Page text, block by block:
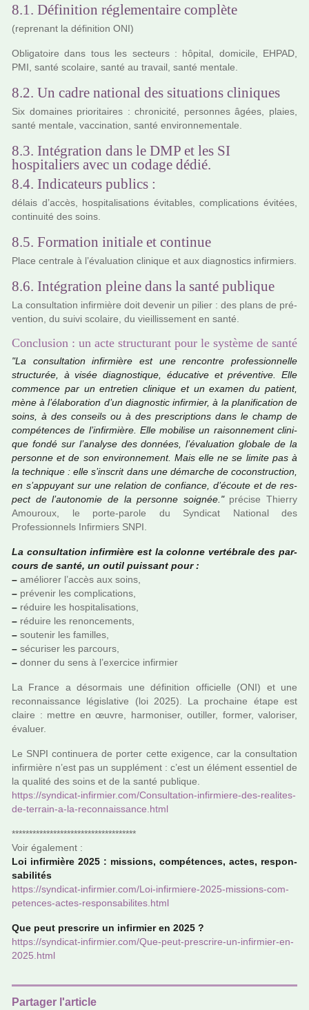
8.1. Définition réglementaire complète
(repre­nant la défi­ni­tion ONI)
Obligatoire dans tous les sec­teurs : hôpi­tal, domi­cile, EHPAD,
PMI, santé sco­laire, santé au tra­vail, santé men­tale.
8.2. Un cadre national des situations cliniques
Six domai­nes prio­ri­tai­res : chro­ni­cité, per­son­nes âgées, plaies,
santé men­tale, vac­ci­na­tion, santé envi­ron­ne­men­tale.
8.3. Intégration dans le DMP et les SI
hospitaliers avec un codage dédié.
8.4. Indicateurs publics :
délais d’accès, hos­pi­ta­li­sa­tions évitables, com­pli­ca­tions évitées,
conti­nuité des soins.
8.5. Formation initiale et continue
Place cen­trale à l’évaluation cli­ni­que et aux diag­nos­tics infir­miers.
8.6. Intégration pleine dans la santé publique
La consul­ta­tion infir­mière doit deve­nir un pilier : des plans de pré­
ven­tion, du suivi sco­laire, du vieillis­se­ment en santé.
Conclusion : un acte structurant pour le système de santé
"La consul­­ta­­tion infir­­mière est une ren­­contre pro­­fes­­sion­­nelle
struc­­tu­­rée, à visée diag­­nos­­ti­­que, éducative et pré­­ven­­tive. Elle
com­­mence par un entre­­tien cli­­ni­­que et un examen du patient,
mène à l’élaboration d’un diag­­nos­­tic infir­­mier, à la pla­­ni­­fi­­ca­­tion de
soins, à des conseils ou à des pres­­crip­­tions dans le champ de
com­­pé­­ten­­ces de l’infir­­mière. Elle mobi­­lise un rai­­son­­ne­­ment cli­­ni­­
que fondé sur l’ana­­lyse des don­­nées, l’évaluation glo­­bale de la
per­­sonne et de son envi­­ron­­ne­­ment. Mais elle ne se limite pas à
la tech­­ni­­que : elle s’ins­­crit dans une démar­­che de cocons­­truc­­tion,
en s’appuyant sur une rela­­tion de confiance, d’écoute et de res­­
pect de l’auto­­no­­mie de la per­­sonne soi­­gnée."pré­­cise Thierry
Amouroux, le porte-parole du Syndicat National des
Professionnels Infirmiers SNPI.
La consul­ta­tion infir­mière est la colonne ver­té­brale des par­
cours de santé, un outil puis­sant pour :
– amé­lio­rer l’accès aux soins,
– pré­ve­nir les com­pli­ca­tions,
– réduire les hos­pi­ta­li­sa­tions,
– réduire les renon­ce­ments,
– sou­te­nir les famil­les,
– sécu­ri­ser les par­cours,
– donner du sens à l’exer­cice infir­mier
La France a désor­mais une défi­ni­tion offi­cielle (ONI) et une
reconnais­sance légis­la­tive (loi 2025). La pro­chaine étape est
claire : mettre en œuvre, har­mo­ni­ser, outiller, former, valo­ri­ser,
évaluer.
Le SNPI conti­nuera de porter cette exi­gence, car la consul­ta­tion
infir­mière n’est pas un sup­plé­ment : c’est un élément essen­tiel de
la qua­lité des soins et de la santé publi­que.
https://syn­di­cat-infir­mier.com/Consultation-infir­miere-des-rea­li­tes-
de-ter­rain-a-la-reconnais­sance.html
************************************
Voir également :
Loi infir­mière 2025 : mis­sions, com­pé­ten­ces, actes, res­pon­
sa­bi­li­tés
https://syn­di­cat-infir­mier.com/Loi-infir­miere-2025-mis­sions-com­
pe­ten­ces-actes-res­pon­sa­bi­li­tes.html
Que peut pres­crire un infir­mier en 2025 ?
https://syn­di­cat-infir­mier.com/Que-peut-pres­crire-un-infir­mier-en-
2025.html
Partager l'article